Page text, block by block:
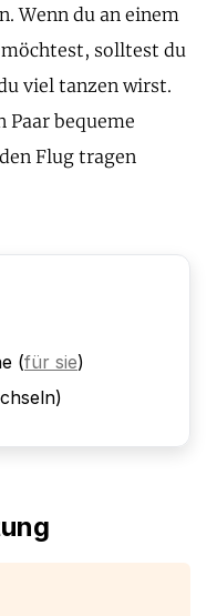
Wenn du an einem
solltest du
viel tanzen wirst.
Paar bequeme
Flug tragen
(für sie)